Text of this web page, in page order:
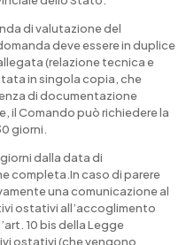
di valutazione del
deve essere in duplice
(relazione tecnica e
in singola copia, che
di documentazione
il Comando può richiedere la
giorni.
dalla data di
completa.In caso di parere
una comunicazione al
ostativi all’accoglimento
10 bis della Legge
ostativi (che vengono